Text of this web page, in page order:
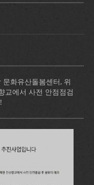
화유산돌봄센터, 위
교에서 사전 안점점검